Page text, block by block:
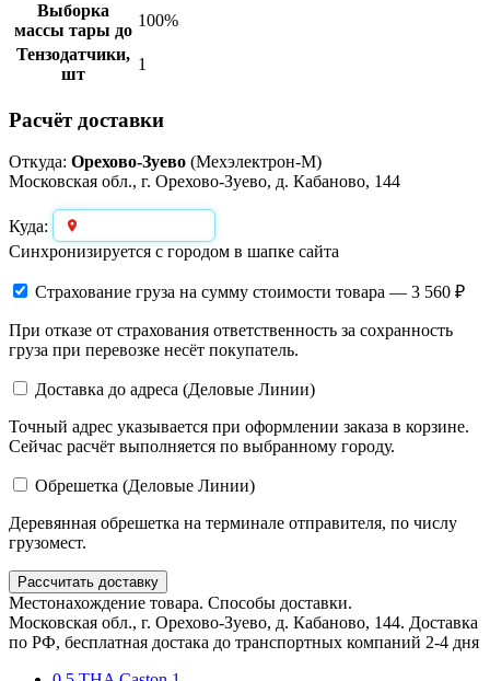
Выборка
массы тары до
100%
Тензодатчики,
шт
1
Расчёт доставки
Откуда: Орехово-Зуево (Мехэлектрон-М)
Московская обл., г. Орехово-Зуево, д. Кабаново, 144
Куда:
Синхронизируется с городом в шапке сайта
Страхование груза на сумму стоимости товара — 3 560 ₽
При отказе от страхования ответственность за сохранность
груза при перевозке несёт покупатель.
Доставка до адреса (Деловые Линии)
Точный адрес указывается при оформлении заказа в корзине.
Сейчас расчёт выполняется по выбранному городу.
Обрешетка (Деловые Линии)
Деревянная обрешетка на терминале отправителя, по числу
грузомест.
Рассчитать доставку
Местонахождение товара. Способы доставки.
Московская обл., г. Орехово-Зуево, д. Кабаново, 144. Доставка
по РФ, бесплатная достака до транспортных компаний 2-4 дня